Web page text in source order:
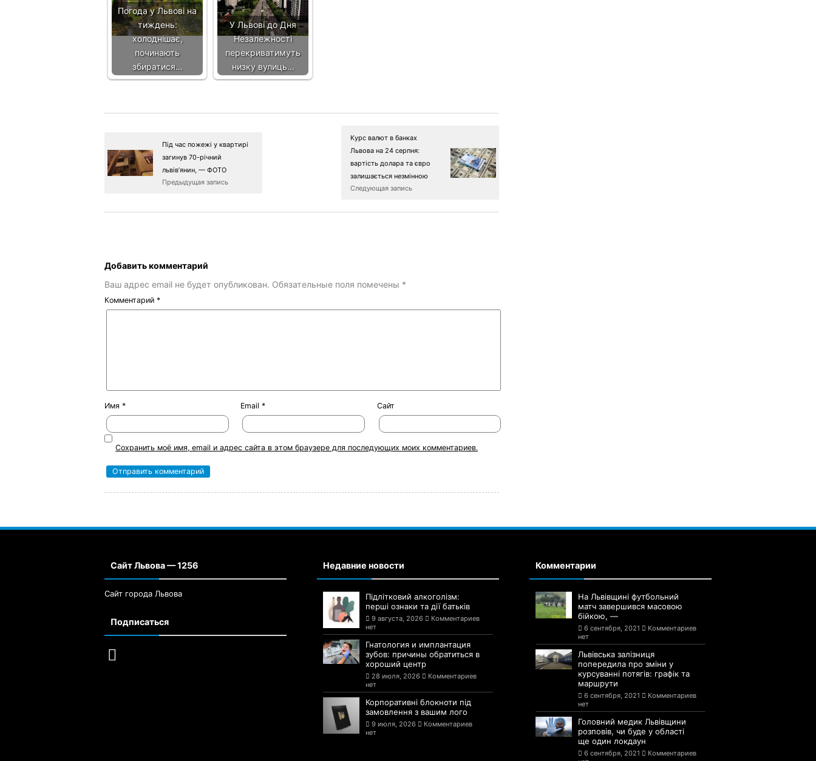
Погода у Львові на
тиждень:
холоднішає,
починають
збиратися…
У Львові до Дня
Незалежності
перекриватимуть
низку вулиць…
Під час пожежі у квартирі
загинув 70-річний
львів’янин, — ФОТО
Предыдущая запись
Курс валют в банках
Львова на 24 серпня:
вартість долара та євро
залишається незмінною
Следующая запись
Добавить комментарий
Ваш адрес email не будет опубликован. Обязательные поля помечены *
Комментарий *
Имя * Email* Сайт
Сохранить моё имя, email и адрес сайта в этом браузере для последующих моих комментариев.
Сайт Львова — 1256
Сайт города Львова
Подписаться
Недавние новости
Підлітковий алкоголізм:
перші ознаки та дії батьків
9 августа, 2026
Комментариев
нет
Гнатология и имплантация
зубов: причины обратиться в
хороший центр
28 июля, 2026
Комментариев
нет
Корпоративні блокноти під
замовлення з вашим лого
9 июля, 2026
Комментариев
нет
Комментарии
На Львівщині футбольний
матч завершився масовою
бійкою, —
6 сентября, 2021
Комментариев
нет
Львівська залізниця
попередила про зміни у
курсуванні потягів: графік та
маршрути
6 сентября, 2021
Комментариев
нет
Головний медик Львівщини
розповів, чи буде у області
ще один локдаун
6 сентября, 2021
Комментариев